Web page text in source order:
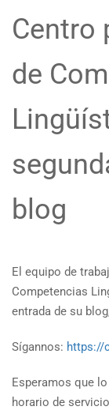
Centro
de
blog
El equipo de
Competencias
entrada de su
Sígannos: https://
Esperamos que
horario de